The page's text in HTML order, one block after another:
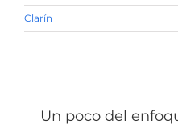
Clarín
Un poco del